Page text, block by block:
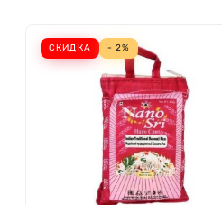
СКИДКА - 2%